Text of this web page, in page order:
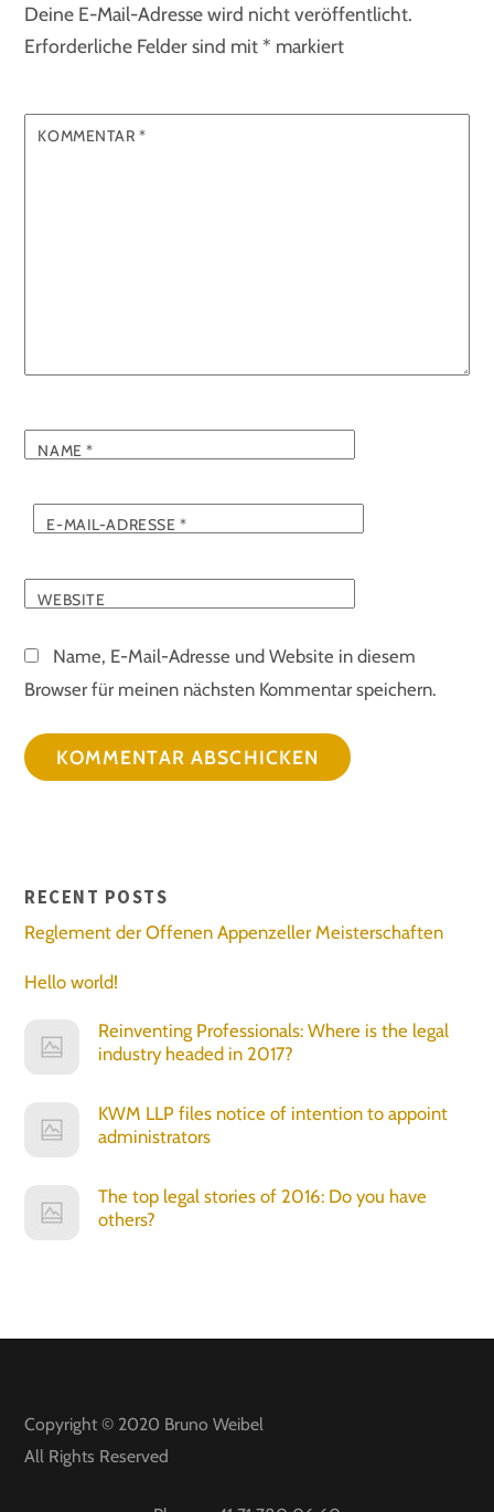
Deine E-Mail-Adresse wird nicht veröffentlicht.
Erforderliche Felder sind mit* markiert
KOMMENTAR*
NAME*
E-MAIL-ADRESSE *
WEBSITE
Name, E-Mail-Adresse und Website in diesem
Browser für meinen nächsten Kommentar speichern.
RECENT POSTS
Reglement der Offenen Appenzeller Meisterschaften
Hello world!
Reinventing Professionals: Where is the legal
industry headed in 2017?
KWM LLP files notice of intention to appoint
administrators
The top legal stories of 2016: Do you have
others?
Copyright © 2020 Bruno Weibel
All Rights Reserved